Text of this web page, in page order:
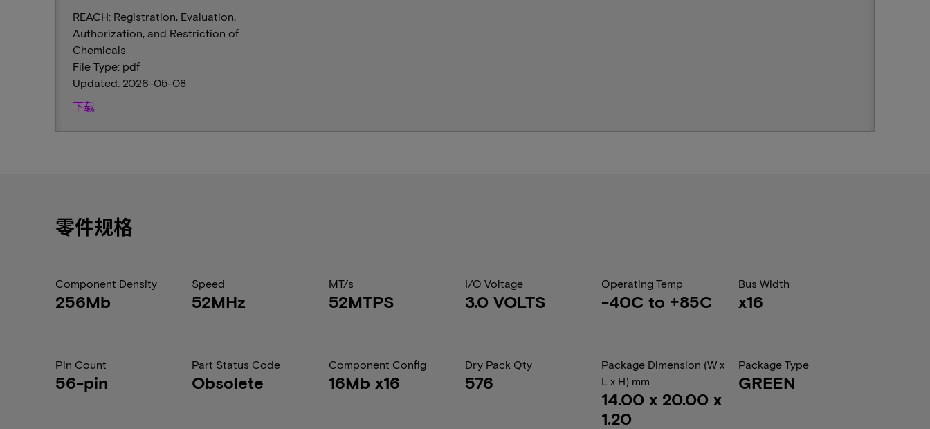
REACH: Registration, Evaluation,
Authorization, and Restriction of
Chemicals
File Type: pdf
Updated: 2026-05-08
下载
零件规格
Component Density
256Mb
Speed
52MHz
MT/s
52MTPS
I/O Voltage
3.0 VOLTS
Operating Temp
-40C to +85C
Bus Width
x16
Pin Count
56-pin
Part Status Code
Obsolete
Component Config
16Mb x16
Dry Pack Qty
576
Package Dimension (W x
L x H) mm
14.00 x 20.00 x
1.20
Package Type
GREEN